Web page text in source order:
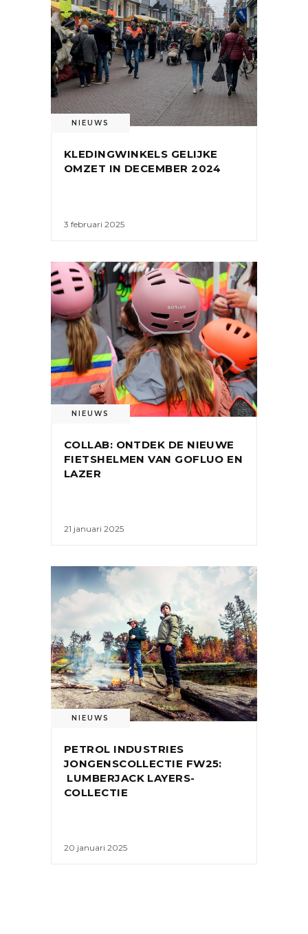
NIEUWS
KLEDINGWINKELS GELIJKE
OMZET IN DECEMBER 2024
3 februari 2025
NIEUWS
COLLAB: ONTDEK DE NIEUWE
FIETSHELMEN VAN GOFLUO EN
LAZER
21 januari 2025
NIEUWS
PETROL INDUSTRIES
JONGENSCOLLECTIE FW25:
LUMBERJACK LAYERS-
COLLECTIE
20 januari 2025